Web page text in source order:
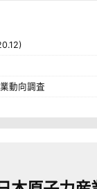
動向調査